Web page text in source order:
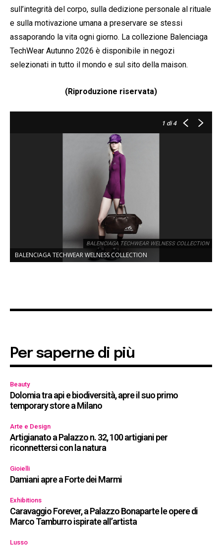
sull’integrità del corpo, sulla dedizione personale al rituale
e sulla motivazione umana a preservare se stessi
assaporando la vita ogni giorno. La collezione Balenciaga
TechWear Autunno 2026 è disponibile in negozi
selezionati in tutto il mondo e sul sito della maison.
(Riproduzione riservata)
1 di 4
BALENCIAGA TECHWEAR WELNESS COLLECTION
BALENCIAGA TECHWEAR WELNESS COLLECTION
Per saperne di più
Beauty
Dolomia tra api e biodiversità, apre il suo primo
temporary store a Milano
Arte e Design
Artigianato a Palazzo n. 32, 100 artigiani per
riconnettersi con la natura
Gioielli
Damiani apre a Forte dei Marmi
Exhibitions
Caravaggio Forever, a Palazzo Bonaparte le opere di
Marco Tamburro ispirate all’artista
Lusso